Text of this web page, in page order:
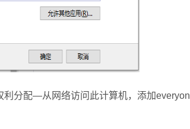
分配—从网络访问此计算机，添加